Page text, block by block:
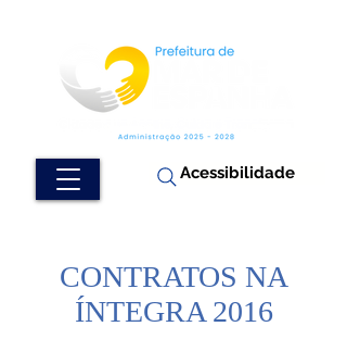
Acessibilidade
CONTRATOS NA
ÍNTEGRA 2016